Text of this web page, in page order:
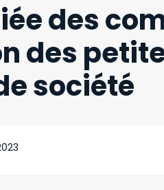
des
des
société